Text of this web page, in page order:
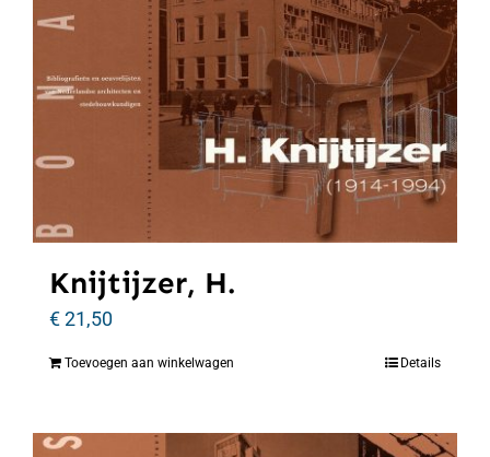
Knijtijzer, H.
€21,50
Toevoegen aan winkelwagen Details